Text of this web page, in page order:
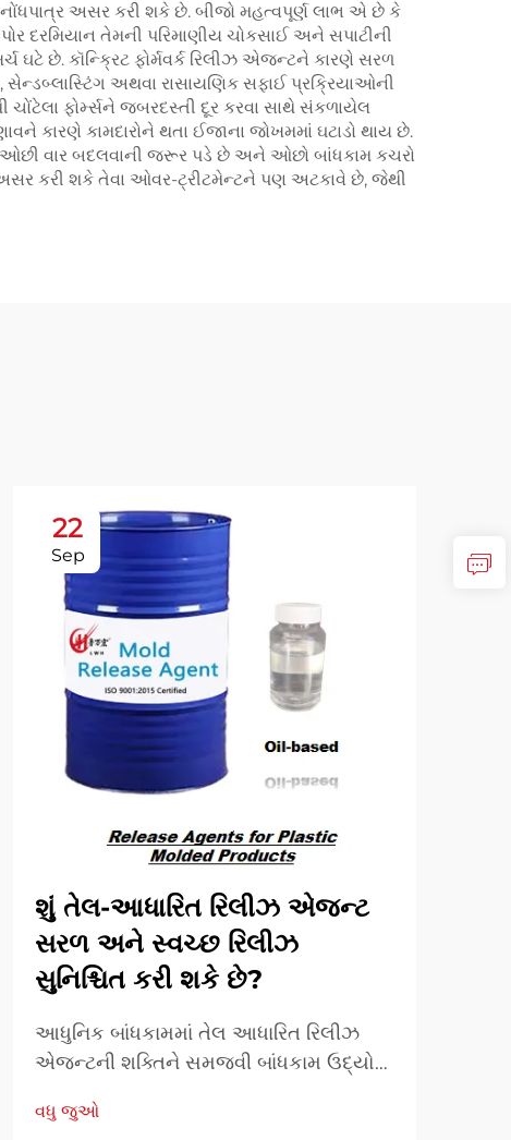
અસર કરી શકે છે. બીજો મહત્વપૂર્ણ લાભ એ છે કે
પોર દરમિયાન તેમની પરિમાણીય ચોકસાઈ અને સપાટીની
ઘટે છે. કૉન્ક્રિટ ફોર્મવર્ક રિલીઝ એજન્ટને કારણે સરળ
અથવા રાસાયણિક સફાઈ પ્રક્રિયાઓની
ચોંટેલા ફોર્મ્સને જબરદસ્તી દૂર કરવા સાથે સંકળાયેલ
કારણે કામદારોને થતા ઈજાના જોખમમાં ઘટાડો થાય છે.
ઓછી વાર બદલવાની જરૂર પડે છે અને ઓછો બાંધકામ કચરો
અસર કરી શકે તેવા ઓવર-ટ્રીટમેન્ટને પણ અટકાવે છે, જેથી
22
Sep
શું તેલ-આધારિત રિલીઝ એજન્ટ
સરળ અને સ્વચ્છ રિલીઝ
સુનિશ્ચિત કરી શકે છે?
આધુનિક બાંધકામમાં તેલ આધારિત રિલીઝ
એજન્ટની શક્તિને સમજવી બાંધકામ ઉદ્યોગ
ગુણવત્તા વધારવા માટે નવીન ઉકેલો શોધે છે.
વધુ જુઓ